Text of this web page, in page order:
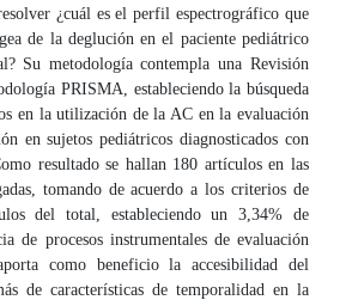
¿cuál es el perfil espectrográfico que
de la deglución en el paciente pediátrico
Su metodología contempla una Revisión
PRISMA, estableciendo la búsqueda
en la utilización de la AC en la evaluación
en sujetos pediátricos diagnosticados con
resultado se hallan 180 artículos en las
tomando de acuerdo a los criterios de
del total, estableciendo un 3,34% de
de procesos instrumentales de evaluación
como beneficio la accesibilidad del
de características de temporalidad en la